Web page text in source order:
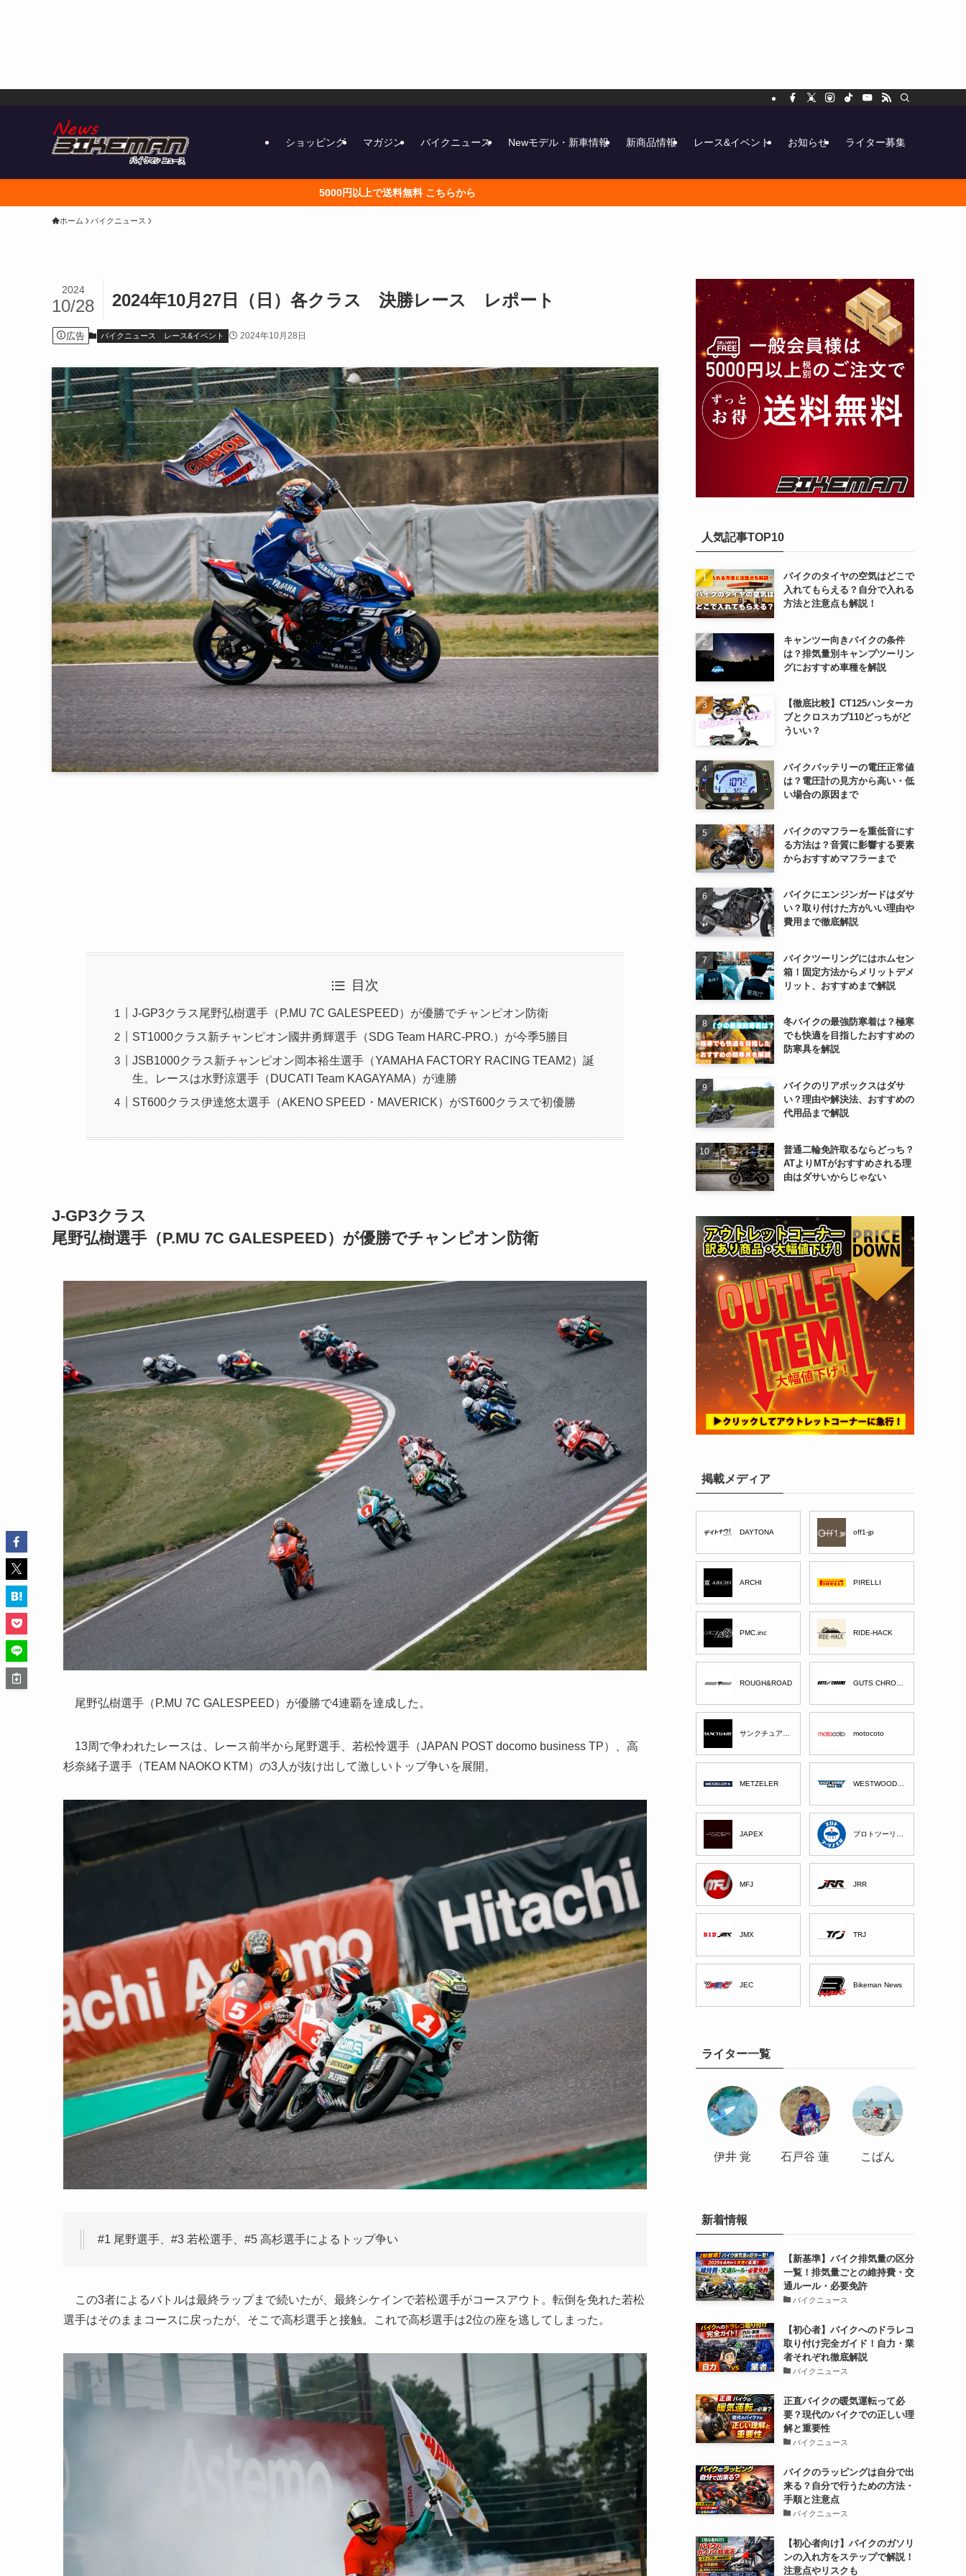
ショッピング マガジン バイクニュース Newモデル・新車情報 新商品情報 レース&イベント お知らせ ライター募集
ホーム バイクニュース
2024年10月27日（日）各クラス 決勝レース レポート
2024
10/28
広告 バイクニュース レース&イベント 2024年10月28日
目次
J-GP3クラス尾野弘樹選手（P.MU 7C GALESPEED）が優勝でチャンピオン防衛
ST1000クラス新チャンピオン國井勇輝選手（SDG Team HARC-PRO.）が今季5勝目
JSB1000クラス新チャンピオン岡本裕生選手（YAMAHA FACTORY RACING TEAM2）誕
生。レースは水野涼選手（DUCATI Team KAGAYAMA）が連勝
ST600クラス伊達悠太選手（AKENO SPEED・MAVERICK）がST600クラスで初優勝
J-GP3クラス
尾野弘樹選手（P.MU 7C GALESPEED）が優勝でチャンピオン防衛
尾野弘樹選手（P.MU 7C GALESPEED）が優勝で4連覇を達成した。
13周で争われたレースは、レース前半から尾野選手、若松怜選手（JAPAN POST docomo business TP）、高
杉奈緒子選手（TEAM NAOKO KTM）の3人が抜け出して激しいトップ争いを展開。
#1 尾野選手、#3 若松選手、#5 高杉選手によるトップ争い
この3者によるバトルは最終ラップまで続いたが、最終シケインで若松選手がコースアウト。転倒を免れた若松
選手はそのままコースに戻ったが、そこで高杉選手と接触。これで高杉選手は2位の座を逃してしまった。
人気記事TOP10
バイクのタイヤの空気はどこで
入れてもらえる？自分で入れる
方法と注意点も解説！
キャンツー向きバイクの条件
は？排気量別キャンプツーリン
グにおすすめ車種を解説
【徹底比較】CT125ハンターカ
ブとクロスカブ110どっちがど
ういい？
バイクバッテリーの電圧正常値
は？電圧計の見方から高い・低
い場合の原因まで
バイクのマフラーを重低音にす
る方法は？音質に影響する要素
からおすすめマフラーまで
バイクにエンジンガードはダサ
い？取り付けた方がいい理由や
費用まで徹底解説
バイクツーリングにはホムセン
箱！固定方法からメリットデメ
リット、おすすめまで解説
冬バイクの最強防寒着は？極寒
でも快適を目指したおすすめの
防寒具を解説
バイクのリアボックスはダサ
い？理由や解決法、おすすめの
代用品まで解説
普通二輪免許取るならどっち？
ATよりMTがおすすめされる理
由はダサいからじゃない
掲載メディア
DAYTONA off1-jp
ARCHI PIRELLI
PMC.inc RIDE-HACK
ROUGH&ROAD GUTS CHROME
サンクチュアリー motocoto
METZELER WESTWOOD MX
JAPEX プロトツーリング部
MFJ JRR
JMX TRJ
JEC Bikeman News
ライター一覧
伊井 覚 石戸谷 蓮 こばん
新着情報
【新基準】バイク排気量の区分
一覧！排気量ごとの維持費・交
通ルール・必要免許
バイクニュース
【初心者】バイクへのドラレコ
取り付け完全ガイド！自力・業
者それぞれ徹底解説
バイクニュース
正直バイクの暖気運転って必
要？現代のバイクでの正しい理
解と重要性
バイクニュース
バイクのラッピングは自分で出
来る？自分で行うための方法・
手順と注意点
バイクニュース
【初心者向け】バイクのガソリ
ンの入れ方をステップで解説！
注意点やリスクも